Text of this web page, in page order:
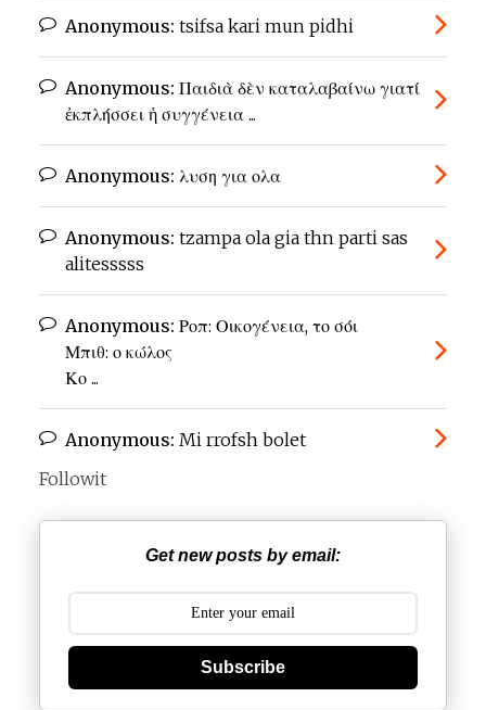
Anonymous: tsifsa kari mun pidhi
Anonymous: Παιδιὰ δὲν καταλαβαίνω γιατί
ἐκπλήσσει ἡ συγγένεια ...
Anonymous: λυση για ολα
Anonymous: tzampa ola gia thn parti sas
alitesssss
Anonymous: Ροπ: Οικογένεια, το σόι
Μπιθ: ο κώλος
Κο ...
Anonymous: Mi rrofsh bolet
Followit
Get new posts by email:
Subscribe